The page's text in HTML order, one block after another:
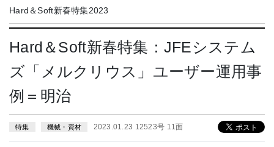
Hard＆Soft新春特集2023
Hard＆Soft新春特集：JFEシステム
ズ「メルクリウス」ユーザー運用事
例＝明治
特集 機械・資材 2023.01.23 12523号 11面